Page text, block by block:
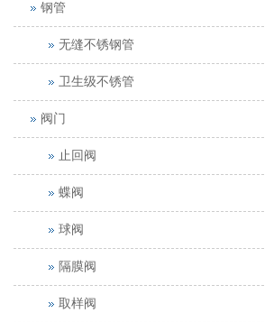
钢管
无缝不锈钢管
卫生级不锈管
阀门
止回阀
蝶阀
球阀
隔膜阀
取样阀